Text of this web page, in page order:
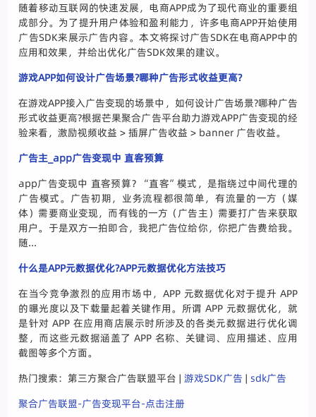
随着移动互联网的快速发展，电商APP成为了现代商业的重要组
成部分。为了提升用户体验和盈利能力，许多电商APP开始使用
广告SDK来展示广告内容。本文将探讨广告SDK在电商APP中的
应用和效果，并给出优化广告SDK效果的建议。
游戏APP如何设计广告场景?哪种广告形式收益更高?
在游戏APP接入广告变现的场景中，如何设计广告场景?哪种广告
形式收益更高?根据芒果聚合广告平台助力游戏APP广告变现的经
验来看，激励视频收益 > 插屏广告收益 > banner 广告收益。
广告主_app广告变现中 直客预算
app广告变现中 直客预算？“直客”模式，是指绕过中间代理的
广告模式。广告初期，业务流程都很简单，有流量的一方（媒
体）需要商业变现，而有钱的一方（广告主）需要打广告来获取
用户。于是双方一拍即合，我把广告位给你，你把广告费给我。
随...
什么是APP元数据优化?APP元数据优化方法技巧
在当今竞争激烈的应用市场中，APP 元数据优化对于提升 APP
的曝光度以及下载量起着关键作用。所谓 APP 元数据优化，就
是针对 APP 在应用商店展示时所涉及的各类元数据进行优化调
整，而这些元数据涵盖了 APP 名称、关键词、应用描述、应用
截图等多个方面。
热门搜索：第三方聚合广告联盟平台 |游戏SDK广告 |sdk广告
聚合广告联盟-广告变现平台-点击注册